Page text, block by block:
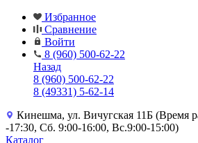
Избранное
Сравнение
Войти
8 (960) 500-62-22
Назад
8 (960) 500-62-22
8 (49331) 5-62-14
Кинешма, ул. Вичугская 11Б (Время
-17:30, Сб. 9:00-16:00, Вс.9:00-15:00)
Каталог